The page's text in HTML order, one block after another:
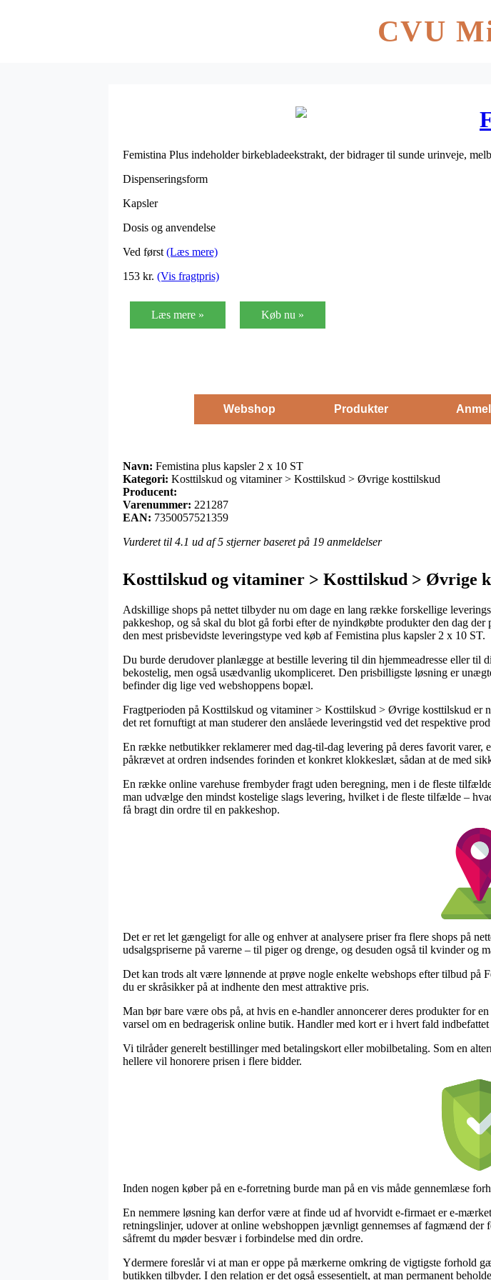
CVU
Femistina Plus indeholder birkebladeekstrakt, der bidrager til sunde urinveje,
Dispenseringsform
Kapsler
Dosis og anvendelse
Ved først (Læs mere)
153 kr. (Vis fragtpris)
Læs mere » Køb nu »
Webshop Produkter
Navn: Femistina plus kapsler 2 x 10 ST
Kategori: Kosttilskud og vitaminer > Kosttilskud > Øvrige kosttilskud
Producent:
Varenummer: 221287
EAN: 7350057521359
Vurderet til 4.1 ud af 5 stjerner baseret på 19 anmeldelser
Kosttilskud og vitaminer > Kosttilskud > Øvrige
Adskillige shops på nettet tilbyder nu om dage en lang række forskellige
pakkeshop, og så skal du blot gå forbi efter de nyindkøbte produkter den dag
den mest prisbevidste leveringstype ved køb af Femistina plus kapsler 2 x 10 ST.
Du burde derudover planlægge at bestille levering til din hjemmeadresse eller til
bekostelig, men også usædvanlig ukompliceret. Den prisbilligste løsning er
befinder dig lige ved webshoppens bopæl.
Fragtperioden på Kosttilskud og vitaminer > Kosttilskud > Øvrige kosttilskud
det ret fornuftigt at man studerer den anslåede leveringstid ved det respektive
En række netbutikker reklamerer med dag-til-dag levering på deres favorit
påkrævet at ordren indsendes forinden et konkret klokkeslæt, sådan at de med
En række online varehuse frembyder fragt uden beregning, men i de fleste
man udvælge den mindst kostelige slags levering, hvilket i de fleste tilfælde –
få bragt din ordre til en pakkeshop.
Det er ret let gængeligt for alle og enhver at analysere priser fra flere shops på
udsalgspriserne på varerne – til piger og drenge, og desuden også til kvinder og
Det kan trods alt være lønnende at prøve nogle enkelte webshops efter tilbud på
du er skråsikker på at indhente den mest attraktive pris.
Man bør bare være obs på, at hvis en e-handler annoncerer deres produkter for
varsel om en bedragerisk online butik. Handler med kort er i hvert fald
Vi tilråder generelt bestillinger med betalingskort eller mobilbetaling. Som en
hellere vil honorere prisen i flere bidder.
Inden nogen køber på en e-forretning burde man på en vis måde gennemlæse
En nemmere løsning kan derfor være at finde ud af hvorvidt e-firmaet er e-
retningslinjer, udover at online webshoppen jævnligt gennemses af fagmænd
såfremt du møder besvær i forbindelse med din ordre.
Ydermere foreslår vi at man er oppe på mærkerne omkring de vigtigste forhold
butikken tilbyder. I den relation er det også essesentielt, at man permanent